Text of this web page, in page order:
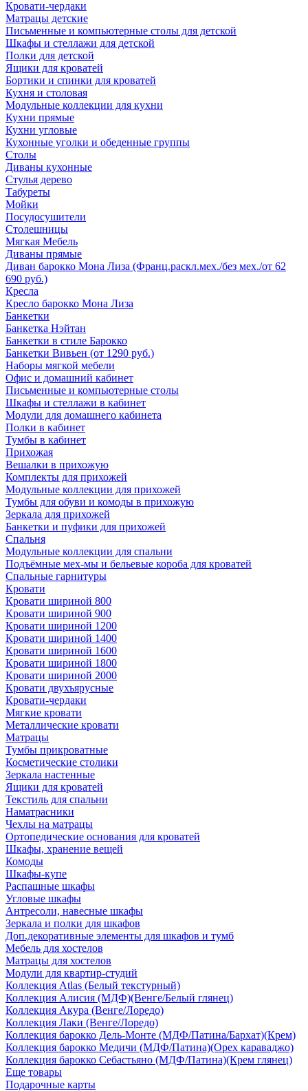
Кровати-чердаки
Матрацы детские
Письменные и компьютерные столы для детской
Шкафы и стеллажи для детской
Полки для детской
Ящики для кроватей
Бортики и спинки для кроватей
Кухня и столовая
Модульные коллекции для кухни
Кухни прямые
Кухни угловые
Кухонные уголки и обеденные группы
Столы
Диваны кухонные
Стулья дерево
Табуреты
Мойки
Посудосушители
Столешницы
Мягкая Мебель
Диваны прямые
Диван барокко Мона Лиза (Франц.раскл.мех./без мех./от 62
690 руб.)
Кресла
Кресло барокко Мона Лиза
Банкетки
Банкетка Нэйтан
Банкетки в стиле Барокко
Банкетки Вивьен (от 1290 руб.)
Наборы мягкой мебели
Офис и домашний кабинет
Письменные и компьютерные столы
Шкафы и стеллажи в кабинет
Модули для домашнего кабинета
Полки в кабинет
Тумбы в кабинет
Прихожая
Вешалки в прихожую
Комплекты для прихожей
Модульные коллекции для прихожей
Тумбы для обуви и комоды в прихожую
Зеркала для прихожей
Банкетки и пуфики для прихожей
Спальня
Модульные коллекции для спальни
Подъёмные мех-мы и бельевые короба для кроватей
Спальные гарнитуры
Кровати
Кровати шириной 800
Кровати шириной 900
Кровати шириной 1200
Кровати шириной 1400
Кровати шириной 1600
Кровати шириной 1800
Кровати шириной 2000
Кровати двухъярусные
Кровати-чердаки
Мягкие кровати
Металлические кровати
Матрацы
Тумбы прикроватные
Косметические столики
Зеркала настенные
Ящики для кроватей
Текстиль для спальни
Наматрасники
Чехлы на матрацы
Ортопедические основания для кроватей
Шкафы, хранение вещей
Комоды
Шкафы-купе
Распашные шкафы
Угловые шкафы
Антресоли, навесные шкафы
Зеркала и полки для шкафов
Доп.декоративные элементы для шкафов и тумб
Мебель для хостелов
Матрацы для хостелов
Модули для квартир-студий
Коллекция Atlas (Белый текстурный)
Коллекция Алисия (МДФ)(Венге/Белый глянец)
Коллекция Акура (Венге/Лоредо)
Коллекция Лаки (Венге/Лоредо)
Коллекция барокко Дель-Монте (МДФ/Патина/Бархат)(Крем)
Коллекция барокко Медичи (МДФ/Патина)(Орех караваджо)
Коллекция барокко Себастьяно (МДФ/Патина)(Крем глянец)
Еще товары
Подарочные карты